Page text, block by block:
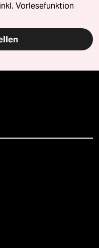
Vorlesefunktion